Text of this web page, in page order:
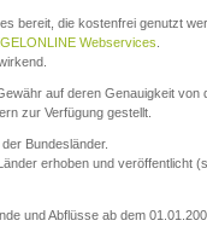
bereit, die kostenfrei genutzt
Webservices
auf deren Genauigkeit von
zur Verfügung gestellt.
Bundesländer.
erhoben und veröffentlicht
und Abflüsse ab dem